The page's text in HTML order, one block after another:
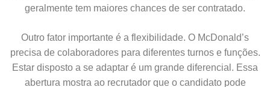
geralmente tem maiores chances de ser contratado.
Outro fator importante é a flexibilidade. O McDonald’s
precisa de colaboradores para diferentes turnos e funções.
Estar disposto a se adaptar é um grande diferencial. Essa
abertura mostra ao recrutador que o candidato pode